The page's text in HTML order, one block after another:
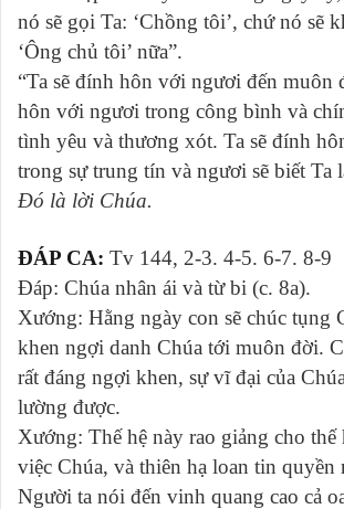
nó sẽ gọi Ta: ‘Chồng tôi’, chứ nó sẽ
‘Ông chủ tôi’ nữa”.
“Ta sẽ đính hôn với ngươi đến muôn
hôn với ngươi trong công bình và
tình yêu và thương xót. Ta sẽ đính
trong sự trung tín và ngươi sẽ biết Ta
Ðó là lời Chúa.
ĐÁP CA: Tv 144, 2-3. 4-5. 6-7. 8-9
Ðáp: Chúa nhân ái và từ bi (c. 8a).
Xướng: Hằng ngày con sẽ chúc tụng
khen ngợi danh Chúa tới muôn đời.
rất đáng ngợi khen, sự vĩ đại của
lường được.
Xướng: Thế hệ này rao giảng cho thế
việc Chúa, và thiên hạ loan tin quyền
Người ta nói đến vinh quang cao cả